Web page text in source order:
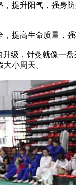
升阳气，强身
提高生命质量，强
，针灸就像一
小周天。